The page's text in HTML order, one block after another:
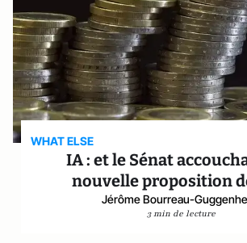
WHAT ELSE
IA : et le Sénat
nouvelle proposition
Jérôme Bourreau-
3 min de lecture